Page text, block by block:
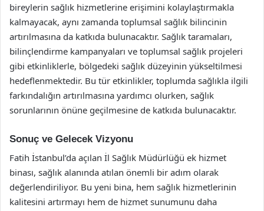
bireylerin sağlık hizmetlerine erişimini kolaylaştırmakla
kalmayacak, aynı zamanda toplumsal sağlık bilincinin
artırılmasına da katkıda bulunacaktır. Sağlık taramaları,
bilinçlendirme kampanyaları ve toplumsal sağlık projeleri
gibi etkinliklerle, bölgedeki sağlık düzeyinin yükseltilmesi
hedeflenmektedir. Bu tür etkinlikler, toplumda sağlıkla ilgili
farkındalığın artırılmasına yardımcı olurken, sağlık
sorunlarının önüne geçilmesine de katkıda bulunacaktır.
Sonuç ve Gelecek Vizyonu
Fatih İstanbul’da açılan İl Sağlık Müdürlüğü ek hizmet
binası, sağlık alanında atılan önemli bir adım olarak
değerlendiriliyor. Bu yeni bina, hem sağlık hizmetlerinin
kalitesini artırmayı hem de hizmet sunumunu daha